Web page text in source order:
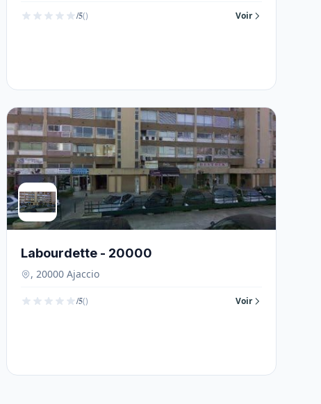
/5() Voir
Labourdette - 20000
, 20000 Ajaccio
/5() Voir